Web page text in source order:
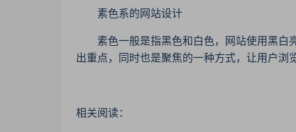
素色系的网站设计
素色一般是指黑色和白色，网站使用黑白
出重点，同时也是聚焦的一种方式，让用户浏
相关阅读：